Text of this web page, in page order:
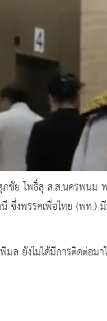
ชัย โพธิ์สุ ส.ส.นครพนม
ซึ่งพรรคเพื่อไทย (พท.)
มล ยังไม่ได้มีการติดต่อ